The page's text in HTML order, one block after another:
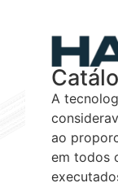
A
ao
em todos